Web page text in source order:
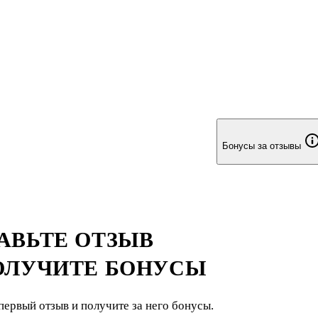
Бонусы за отзывы
ОТЗЫВ
БОНУСЫ
отзыв и получите за него бонусы.